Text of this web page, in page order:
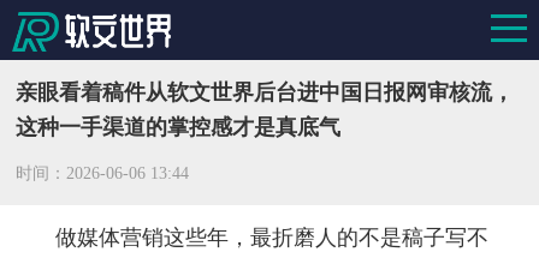
亲眼看着稿件从软文世界后台进中国日报网审核流，
这种一手渠道的掌控感才是真底气
时间：2026-06-06 13:44
做媒体营销这些年，最折磨人的不是稿子写不